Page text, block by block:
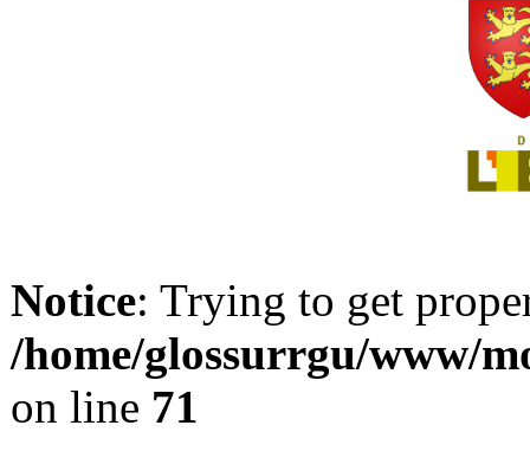
Notice: Trying to get
/home/glossurrgu/www/
on line 71